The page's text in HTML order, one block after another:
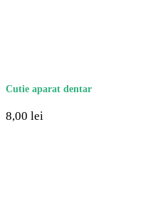
Cutie aparat dentar
8,00 lei